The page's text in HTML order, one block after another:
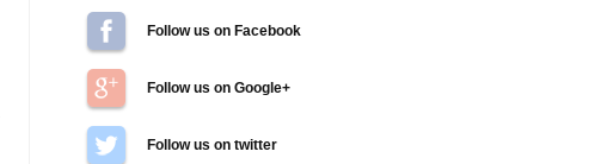
Follow us on Facebook
Follow us on Google+
Follow us on Twitter